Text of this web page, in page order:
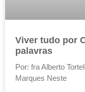
Viver tudo por
palavras
Por: fra Alberto
Marques Neste